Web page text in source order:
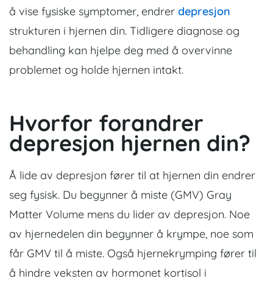
å vise fysiske symptomer, endrer depresjon
strukturen i hjernen din. Tidligere diagnose og
behandling kan hjelpe deg med å overvinne
problemet og holde hjernen intakt.
Hvorfor forandrer
depresjon hjernen din?
Å lide av depresjon fører til at hjernen din endrer
seg fysisk. Du begynner å miste (GMV) Gray
Matter Volume mens du lider av depresjon. Noe
av hjernedelen din begynner å krympe, noe som
får GMV til å miste. Også hjernekrymping fører til
å hindre veksten av hormonet kortisol i